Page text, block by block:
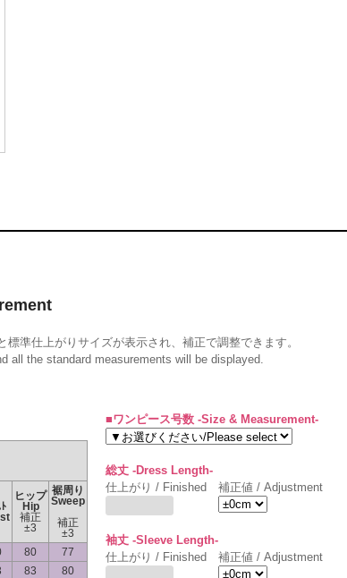
準仕上がりサイズが表示され、補正で調整できます。
all the standard measurements will be displayed.
ヒップ
Hip
補正
±3
裾周り
Sweep
補正
±3
80
77
83
80
■ワンピース号数 -Size & Measurement-
総丈 -Dress Length-
仕上がり / Finished
補正値 / Adjustment
袖丈 -Sleeve Length-
仕上がり / Finished
補正値 / Adjustment